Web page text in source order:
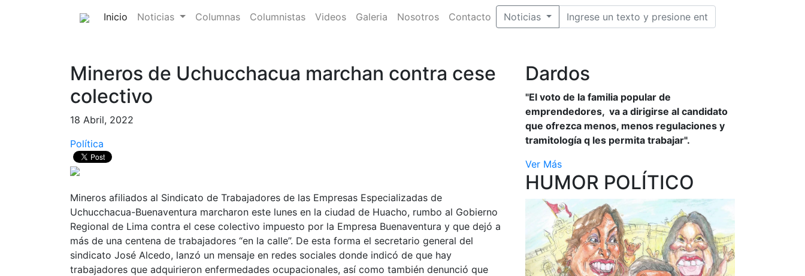
Inicio (current)
Noticias Columnas Columnistas Videos Galeria Nosotros Contacto Noticias
Mineros de Uchucchacua marchan contra cese
colectivo
18 Abril, 2022
Política
Mineros afiliados al Sindicato de Trabajadores de las Empresas Especializadas de
Uchucchacua-Buenaventura marcharon este lunes en la ciudad de Huacho, rumbo al Gobierno
Regional de Lima contra el cese colectivo impuesto por la Empresa Buenaventura y que dejó a
más de una centena de trabajadores “en la calle”. De esta forma el secretario general del
sindicato José Alcedo, lanzó un mensaje en redes sociales donde indicó de que hay
trabajadores que adquirieron enfermedades ocupacionales, así como también denunció que
Dardos
"El voto de la familia popular de
emprendedores, va a dirigirse al candidato
que ofrezca menos, menos regulaciones y
tramitología q les permita trabajar".
Ver Más
HUMOR POLÍTICO